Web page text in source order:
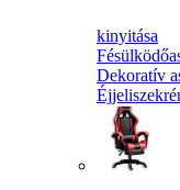
kinyitása
Dekoratív